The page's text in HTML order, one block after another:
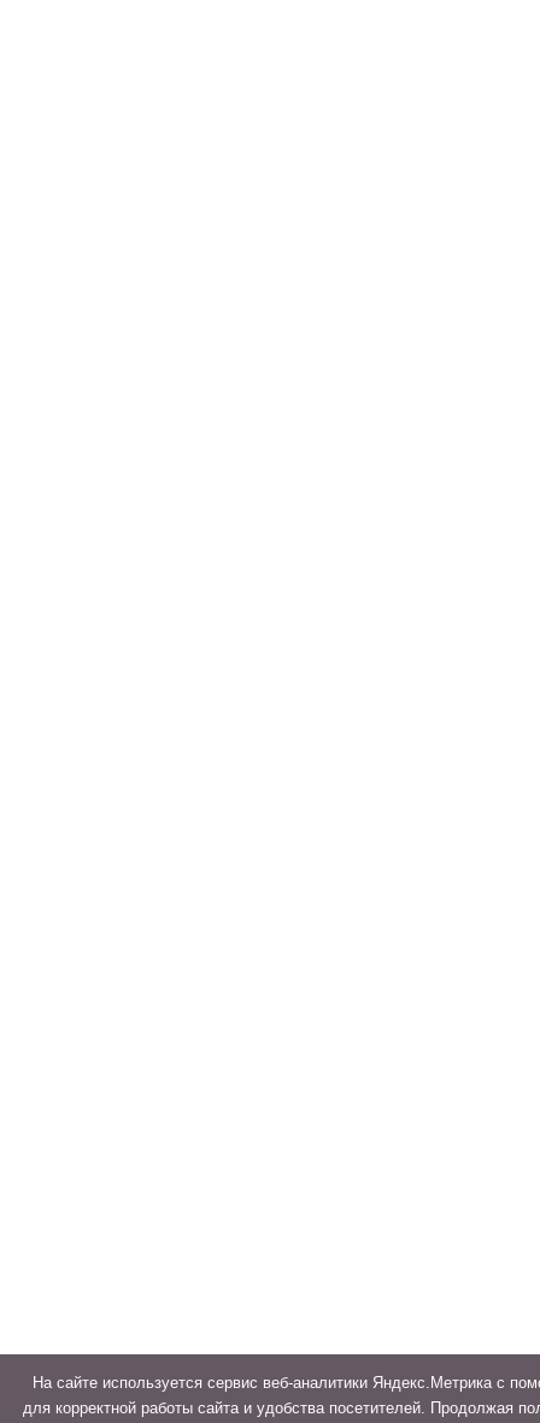
На сайте используется сервис веб-аналитики Яндекс.Метрика с
для корректной работы сайта и удобства посетителей. Продолжая